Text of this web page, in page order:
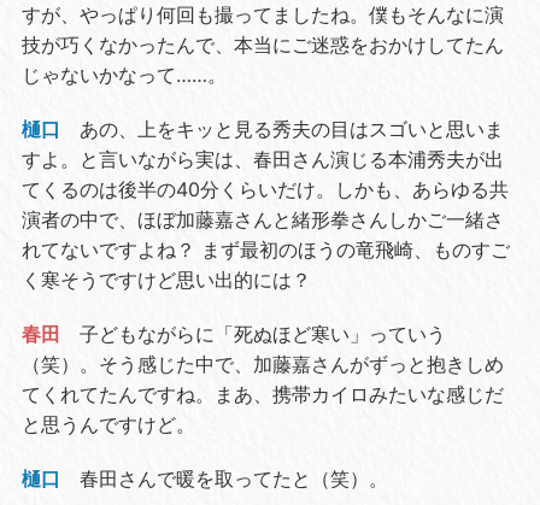
すが、やっぱり何回も撮ってましたね。僕もそんなに演
技が巧くなかったんで、本当にご迷惑をおかけしてたん
じゃないかなって……。
樋口 あの、上をキッと見る秀夫の目はスゴいと思いま
すよ。と言いながら実は、春田さん演じる本浦秀夫が出
てくるのは後半の40分くらいだけ。しかも、あらゆる共
演者の中で、ほぼ加藤嘉さんと緒形拳さんしかご一緒さ
れてないですよね？ まず最初のほうの竜飛崎、ものすご
く寒そうですけど思い出的には？
春田 子どもながらに「死ぬほど寒い」っていう
（笑）。そう感じた中で、加藤嘉さんがずっと抱きしめ
てくれてたんですね。まあ、携帯カイロみたいな感じだ
と思うんですけど。
樋口 春田さんで暖を取ってたと（笑）。